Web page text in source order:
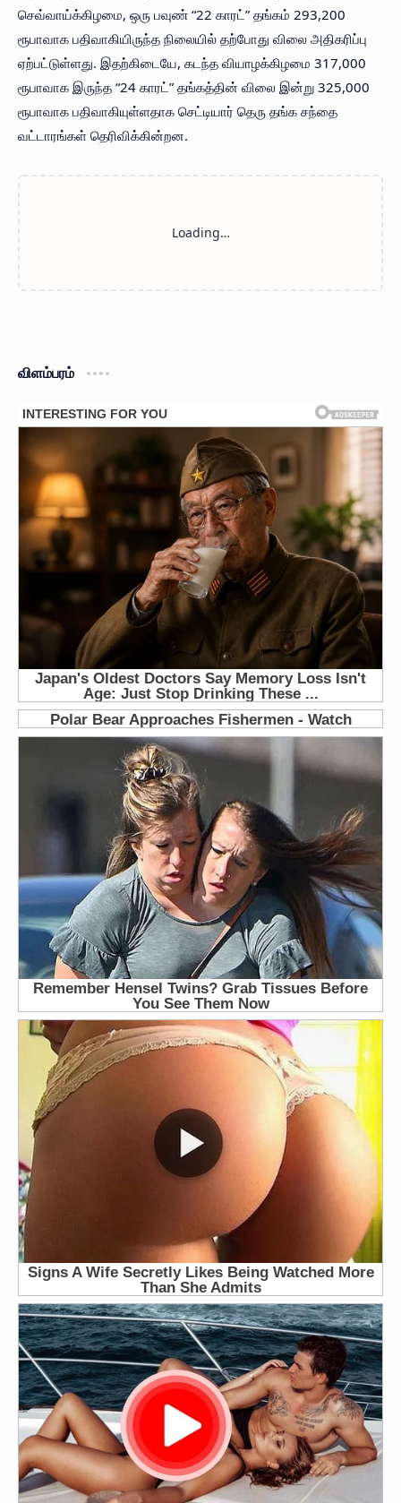
செவ்வாய்க்கிழமை, ஒரு பவுண் “22 காரட்” தங்கம் 293,200
ரூபாவாக பதிவாகியிருந்த நிலையில் தற்போது விலை அதிகரிப்பு
ஏற்பட்டுள்ளது. இதற்கிடையே, கடந்த வியாழக்கிழமை 317,000
ரூபாவாக இருந்த “24 காரட்” தங்கத்தின் விலை இன்று 325,000
ரூபாவாக பதிவாகியுள்ளதாக செட்டியார் தெரு தங்க சந்தை
வட்டாரங்கள் தெரிவிக்கின்றன.
விளம்பரம்